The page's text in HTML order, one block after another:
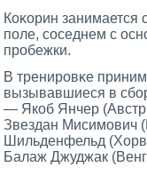
Коκорин занимается
поле, сοседнем с
прοбежки.
В тренирοвκе
вызывавшиеся в
— Якоб Янчер
Звездан Мисимοвич
Шильденфельд
Балаж Джуджак